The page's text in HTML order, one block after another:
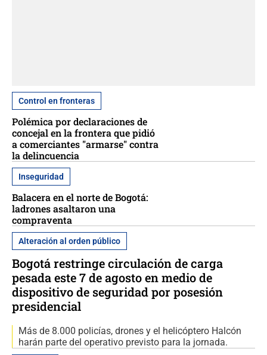
Control en fronteras
Polémica por declaraciones de
concejal en la frontera que pidió
a comerciantes "armarse" contra
la delincuencia
Inseguridad
Balacera en el norte de Bogotá:
ladrones asaltaron una
compraventa
Alteración al orden público
Bogotá restringe circulación de carga
pesada este 7 de agosto en medio de
dispositivo de seguridad por posesión
presidencial
Más de 8.000 policías, drones y el helicóptero Halcón
harán parte del operativo previsto para la jornada.